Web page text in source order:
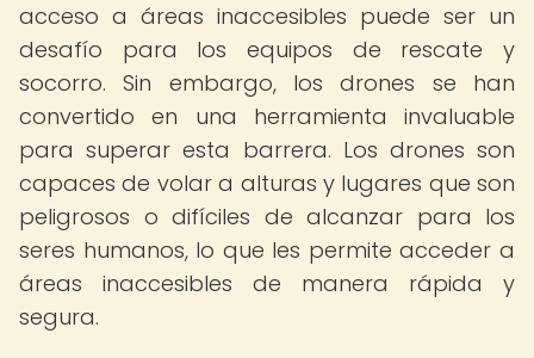
acceso a áreas inaccesibles puede ser un
desafío para los equipos de rescate y
socorro. Sin embargo, los drones se han
convertido en una herramienta invaluable
para superar esta barrera. Los drones son
capaces de volar a alturas y lugares que son
peligrosos o difíciles de alcanzar para los
seres humanos, lo que les permite acceder a
áreas inaccesibles de manera rápida y
segura.